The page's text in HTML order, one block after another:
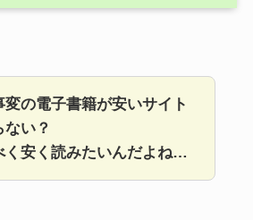
変の電子書籍が安いサイト
ない？
く安く読みたいんだよね…